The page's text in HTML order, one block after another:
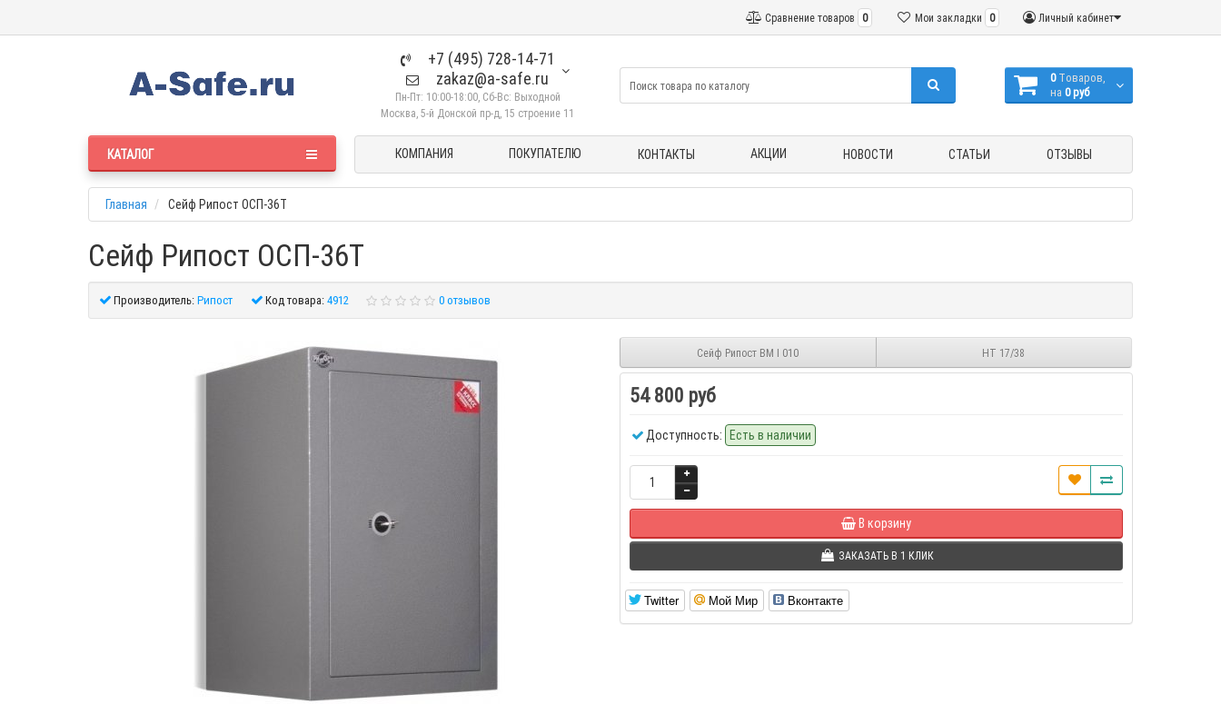
Личный кабинет
Мои закладки 0
Сравнение товаров 0
+7 (495) 728-14-71
zakaz@a-safe.ru
Пн-Пт: 10:00-18:00, Сб-Вс: Выходной
Москва, 5-й Донской пр-д, 15 строение 11
0 Tоваров,
на 0 руб
КАТАЛОГ КОМПАНИЯ ПОКУПАТЕЛЮ КОНТАКТЫ АКЦИИ НОВОСТИ СТАТЬИ ОТЗЫВЫ
Главная Сейф Рипост ОСП-36Т
Сейф Рипост ОСП-36Т
Производитель:Рипост Код товара:4912 0 отзывов
Сейф Рипост ВМ I 010 НТ 17/38
54 800 руб
Доступность: Есть в наличии
В корзину
ЗАКАЗАТЬ В 1 КЛИК
Twitter Мой Мир Вконтакте